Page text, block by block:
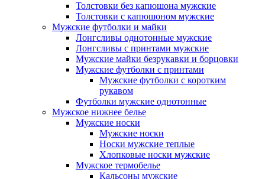
Толстовки без капюшона мужские
Толстовки с капюшоном мужские
Мужские футболки и майки
Лонгсливы однотонные мужские
Лонгсливы с принтами мужские
Мужские майки безрукавки и борцовки
Мужские футболки с принтами
Мужские футболки с коротким
рукавом
Футболки мужские однотонные
Мужское нижнее белье
Мужские носки
Мужские носки
Носки мужские теплые
Хлопковые носки мужские
Мужское термобелье
Кальсоны мужские